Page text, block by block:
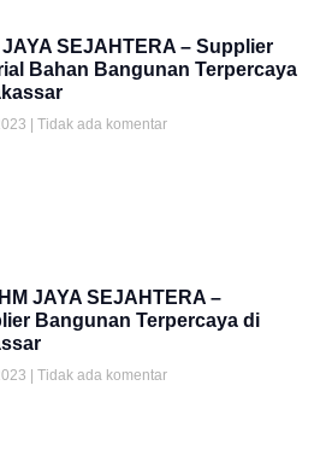
JAYA SEJAHTERA – Supplier
Bahan Bangunan Terpercaya
Tidak ada komentar
JAYA SEJAHTERA –
Bangunan Terpercaya di
Tidak ada komentar